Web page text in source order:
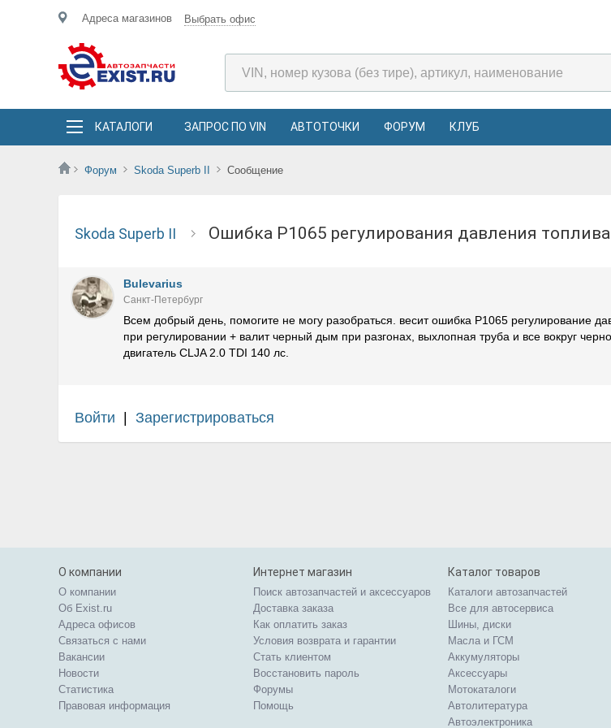
Адреса магазинов Выбрать офис
КАТАЛОГИ ЗАПРОС ПО VIN АВТОТОЧКИ ФОРУМ КЛУБ
Форум Skoda Superb II Сообщение
Skoda Superb II ошибка P1065 регулирования давления топлива
Bulevarius
Санкт-Петербург
Всем добрый день, помогите не могу разобраться. весит ошибка P1065 регулирование
при регулировании + валит черный дым при разгонах, выхлопная труба и все вокруг
двигатель CLJA 2.0 TDI 140 лс.
Войти Зарегистрироваться
О компании
О компании
Об Exist.ru
Адреса офисов
Связаться с нами
Вакансии
Новости
Статистика
Правовая информация
Интернет магазин
Поиск автозапчастей и аксессуаров
Доставка заказа
Как оплатить заказ
Условия возврата и гарантии
Стать клиентом
Восстановить пароль
Форумы
Помощь
Каталог товаров
Каталоги автозапчастей
Все для автосервиса
Шины, диски
Масла и ГСМ
Аккумуляторы
Аксессуары
Мотокаталоги
Автолитература
Автоэлектроника